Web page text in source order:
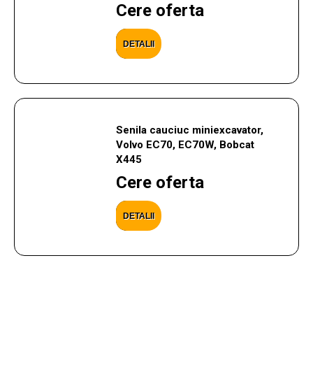
Cere oferta
DETALII
Senila cauciuc miniexcavator,
Volvo EC70, EC70W, Bobcat
X445
Cere oferta
DETALII